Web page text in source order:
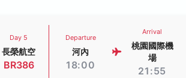
Day 5
長榮航空
BR386
Departure
河內
18:00
Arrival
桃園國際機
場
21:55